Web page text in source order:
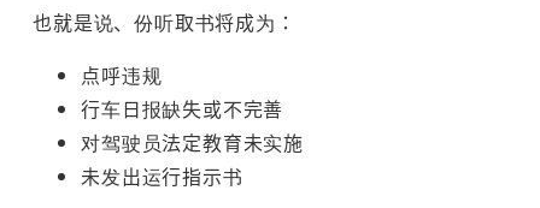
也就是说、份听取书将成为：
点呼违规
行车日报缺失或不完善
对驾驶员法定教育未实施
未发出运行指示书